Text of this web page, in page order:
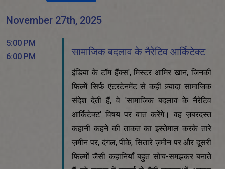
November 27th, 2025
5:00 PM
6:00 PM
सामाजिक बदलाव के नैरेटिव आर्किटेक्ट
इंडिया के टॉम हैंक्स', मिस्टर आमिर खान, जिनकी
फिल्में सिर्फ एंटरटेनमेंट से कहीं ज़्यादा सामाजिक
संदेश देती हैं, वे 'सामाजिक बदलाव के नैरेटिव
आर्किटेक्ट' विषय पर बात करेंगे। वह ज़बरदस्त
कहानी कहने की ताकत का इस्तेमाल करके तारे
ज़मीन पर, दंगल, पीके, सितारे ज़मीन पर और दूसरी
फिल्मों जैसी कहानियाँ बहुत सोच-समझकर बनाते